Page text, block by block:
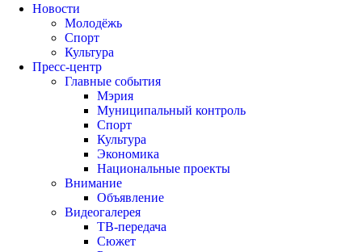
Новости
Молодёжь
Спорт
Культура
Пресс-центр
Главные события
Мэрия
Муниципальный контроль
Спорт
Культура
Экономика
Национальные проекты
Внимание
Объявление
Видеогалерея
ТВ-передача
Сюжет